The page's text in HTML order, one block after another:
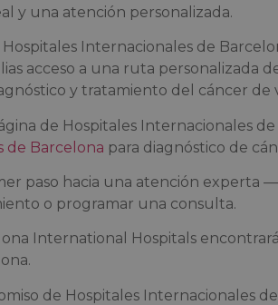
y una atención personalizada.
Hospitales Internacionales de
acceso a una ruta personalizada
y tratamiento del cáncer de
de Hospitales Internacionales
de Barcelona para diagnóstico de
paso hacia una atención experta —
o programar una consulta.
International Hospitals
de Hospitales Internacionales